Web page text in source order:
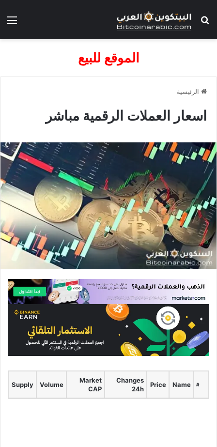
بحث عن
الموقع للبيع
الرئيسية
اسعار العملات الرقمية مباشر
#
Name
Price
Changes
24h
Market
CAP
Volume
Supply